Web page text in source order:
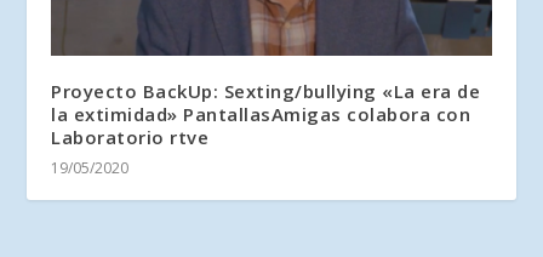
Proyecto BackUp: Sexting/bullying «La era de
la extimidad» PantallasAmigas colabora con
Laboratorio rtve
19/05/2020